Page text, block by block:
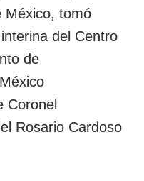
México, tomó
del Centro
de
Coronel
Rosario Cardoso